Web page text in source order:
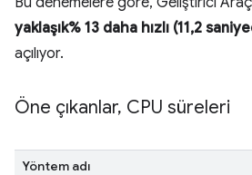
yaklaşık% 13 daha hızlı (11,2
açılıyor.
Öne çıkanlar, CPU süreleri
Yöntem adı